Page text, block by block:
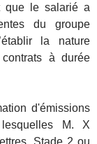
que le salarié a
du groupe
la nature
à durée
d'émissions
M. X
Stade 2 ou